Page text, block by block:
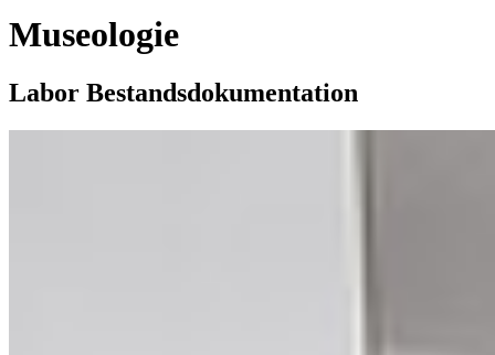
Museologie
Labor Bestandsdokumentation